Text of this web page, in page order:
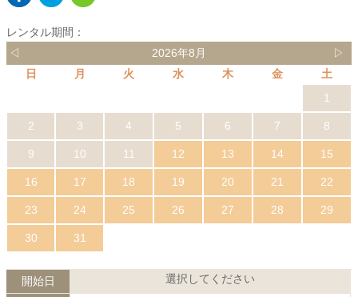
レンタル期間：
◁
2026年8月
▷
日
月 火 水 木 金
土
1
2 3 4 5 6 7 8
9 10 11 12 13 14 15
16 17 18 19 20 21 22
23 24 25 26 27 28 29
30 31
開始日 選択してください